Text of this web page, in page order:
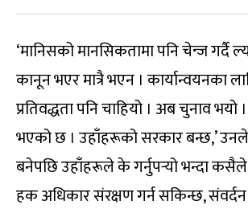
‘मानिसको मानसिकतामा पनि चेन्ज गर्दै
कानून भएर मात्रै भएन । कार्यान्वयनका
प्रतिवद्धता पनि चाहियो । अब चुनाव भयो
भएको छ । उहाँहरूको सरकार बन्छ,’
बनेपछि उहाँहरूले के गर्नुपर्‍यो भन्दा
हक अधिकार संरक्षण गर्न सकिन्छ, संवर्दन